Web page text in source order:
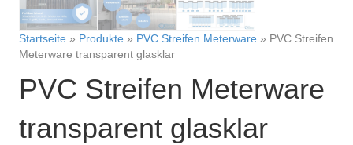
Startseite » Produkte » PVC Streifen Meterware » PVC Streifen
Meterware transparent glasklar
PVC Streifen Meterware
transparent glasklar